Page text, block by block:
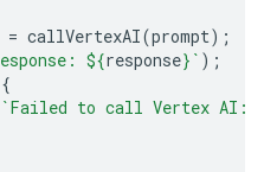
= callVertexAI(prompt);
${response} ` );
{
`Failed to call Vertex AI: